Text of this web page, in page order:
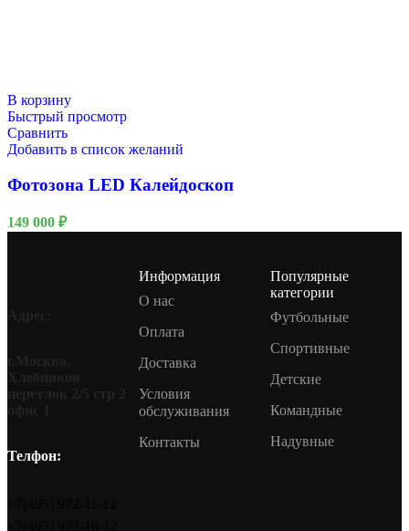
В корзину
Быстрый просмотр
Сравнить
Добавить в список желаний
Фотозона LED Калейдоскоп
149 000 ₽
Телфон:
Информация
О нас
Оплата
Доставка
Условия
обслуживания
Контакты
Популярные
категории
Футбольные
Спортивные
Детские
Командные
Надувные